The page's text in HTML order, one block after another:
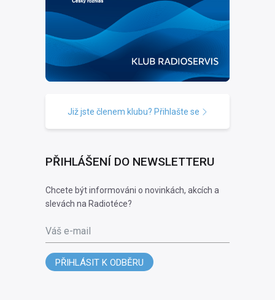
Již jste členem klubu? Přihlašte se
PŘIHLÁŠENÍ DO NEWSLETTERU
Chcete být informováni o novinkách, akcích a
slevách na Radiotéce?
Váš e-mail
PŘIHLÁSIT K ODBĚRU